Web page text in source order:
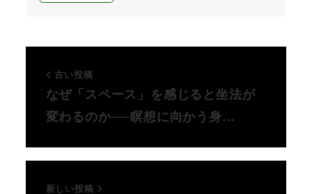
古い投稿
なぜ「スペース」を感じると坐法が
変わるのか──瞑想に向かう身…
新しい投稿